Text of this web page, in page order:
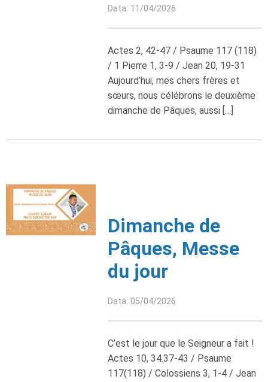
Data: 11/04/2026
Actes 2, 42-47 / Psaume 117 (118)
/ 1 Pierre 1, 3-9 / Jean 20, 19-31
Aujourd’hui, mes chers frères et
sœurs, nous célébrons le deuxième
dimanche de Pâques, aussi […]
Dimanche de
Pâques, Messe
du jour
Data: 05/04/2026
C’est le jour que le Seigneur a fait !
Actes 10, 34.37-43 / Psaume
117(118) / Colossiens 3, 1-4 / Jean